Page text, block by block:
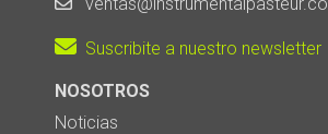
Suscribite a nuestro newsletter
NOSOTROS
Noticias